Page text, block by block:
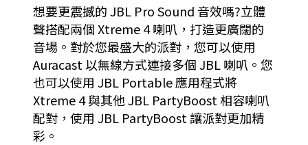
想要更震撼的 JBL Pro Sound 音效嗎?立體
聲搭配兩個 Xtreme 4 喇叭，打造更廣闊的
音場。對於您最盛大的派對，您可以使用
Auracast 以無線方式連接多個 JBL 喇叭。您
也可以使用 JBL Portable 應用程式將
Xtreme 4 與其他 JBL PartyBoost 相容喇叭
配對，使用 JBL PartyBoost 讓派對更加精
彩。